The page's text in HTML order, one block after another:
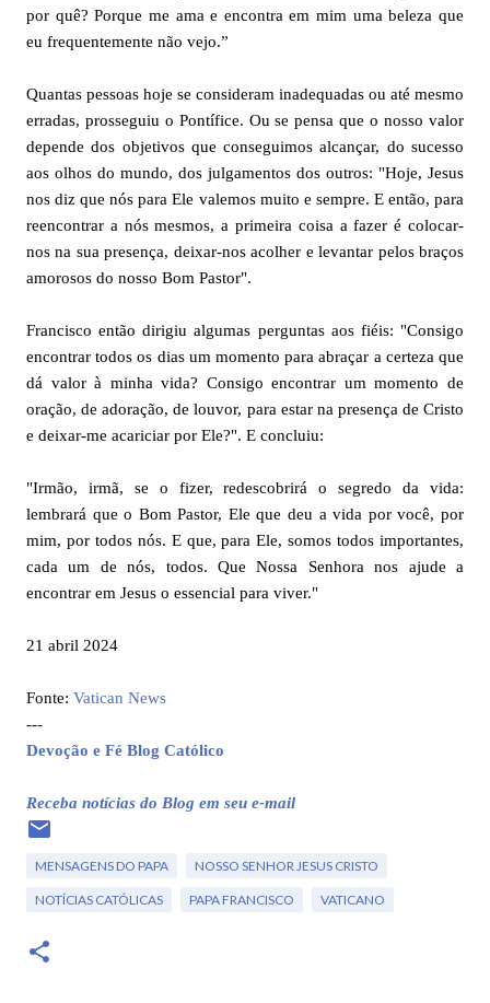
por quê? Porque me ama e encontra em mim uma beleza que
eu frequentemente não vejo.”
Quantas pessoas hoje se consideram inadequadas ou até mesmo
erradas, prosseguiu o Pontífice. Ou se pensa que o nosso valor
depende dos objetivos que conseguimos alcançar, do sucesso
aos olhos do mundo, dos julgamentos dos outros: "Hoje, Jesus
nos diz que nós para Ele valemos muito e sempre. E então, para
reencontrar a nós mesmos, a primeira coisa a fazer é colocar-
nos na sua presença, deixar-nos acolher e levantar pelos braços
amorosos do nosso Bom Pastor".
Francisco então dirigiu algumas perguntas aos fiéis: "Consigo
encontrar todos os dias um momento para abraçar a certeza que
dá valor à minha vida? Consigo encontrar um momento de
oração, de adoração, de louvor, para estar na presença de Cristo
e deixar-me acariciar por Ele?". E concluiu:
"Irmão, irmã, se o fizer, redescobrirá o segredo da vida:
lembrará que o Bom Pastor, Ele que deu a vida por você, por
mim, por todos nós. E que, para Ele, somos todos importantes,
cada um de nós, todos. Que Nossa Senhora nos ajude a
encontrar em Jesus o essencial para viver."
21 abril 2024
Fonte: Vatican News
---
Devoção e Fé Blog Católico
Receba notícias do Blog em seu e-mail
MENSAGENS DO PAPA NOSSO SENHOR JESUS CRISTO
NOTÍCIAS CATÓLICAS PAPA FRANCISCO VATICANO